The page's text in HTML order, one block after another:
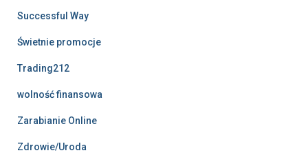
Successful Way
Świetnie promocje
Trading212
wolność finansowa
Zarabianie Online
Zdrowie/Uroda